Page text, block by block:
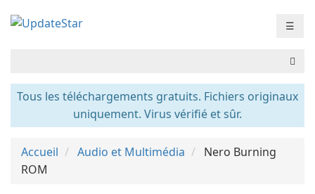
☰
Tous les téléchargements gratuits. Fichiers originaux
uniquement. Virus vérifié et sûr.
Accueil Audio et Multimédia
Nero Burning
ROM